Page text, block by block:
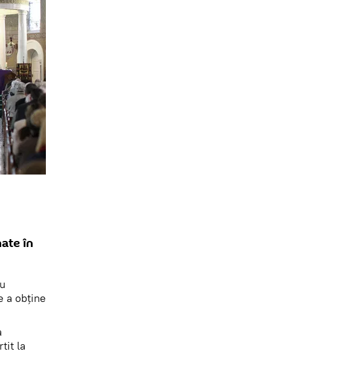
în
a obține
la